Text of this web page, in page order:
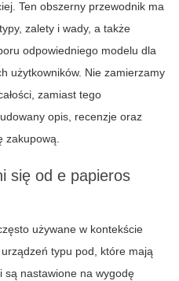
Ten obszerny przewodnik ma
zalety i wady, a także
odpowiedniego modelu dla
użytkowników. Nie zamierzamy
zamiast tego
opis, recenzje oraz
zakupową.
się od e papieros
używane w kontekście
typu pod, które mają
są nastawione na wygodę